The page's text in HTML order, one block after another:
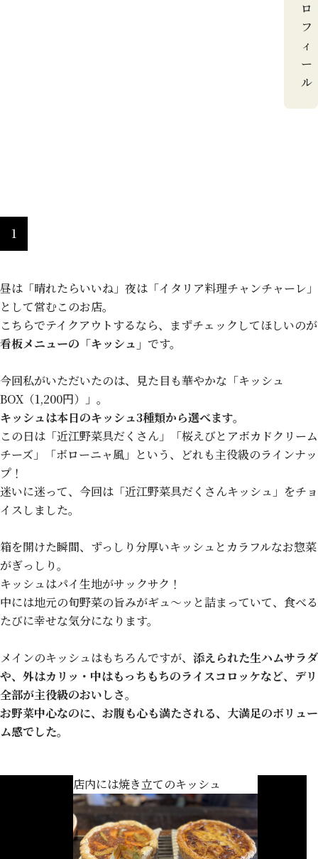
ロ
フ
ィ
ー
ル
1
昼は「晴れたらいいね」夜は「イタリア料理チャンチャーレ」
として営むこのお店。
こちらでテイクアウトするなら、まずチェックしてほしいのが
看板メニューの「キッシュ」 です。
今回私がいただいたのは、見た目も華やかな「キッシュ
BOX（1,200円）」。
キッシュは本日のキッシュ3種類から選べます。
この日は「近江野菜具だくさん」「桜えびとアボカドクリーム
チーズ」「ボローニャ風」という、どれも主役級のラインナッ
プ！
迷いに迷って、今回は「近江野菜具だくさんキッシュ」をチョ
イスしました。
箱を開けた瞬間、ずっしり分厚いキッシュとカラフルなお惣菜
がぎっしり。
キッシュはパイ生地がサックサク！
中には地元の旬野菜の旨みがギュ〜ッと詰まっていて、食べる
たびに幸せな気分になります。
メインのキッシュはもちろんですが、 添えられた生ハムサラダ
や、外はカリッ・中はもっちもちのライスコロッケなど、デリ
全部が主役級のおいしさ。
お野菜中心なのに、お腹も心も満たされる、大満足のボリュー
ム感でした。
店内には焼き立てのキッシュ